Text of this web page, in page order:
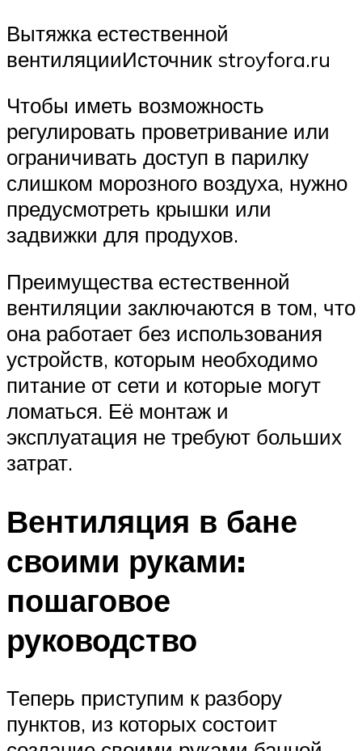
Вытяжка естественной
вентиляцииИсточник stroyfora.ru
Чтобы иметь возможность
регулировать проветривание или
ограничивать доступ в парилку
слишком морозного воздуха, нужно
предусмотреть крышки или
задвижки для продухов.
Преимущества естественной
вентиляции заключаются в том, что
она работает без использования
устройств, которым необходимо
питание от сети и которые могут
ломаться. Её монтаж и
эксплуатация не требуют больших
затрат.
Вентиляция в бане
своими руками:
пошаговое
руководство
Теперь приступим к разбору
пунктов, из которых состоит